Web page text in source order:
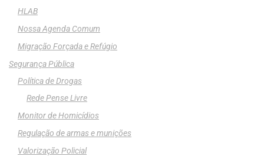
HLAB
Nossa Agenda Comum
Migração Forçada e Refúgio
Segurança Pública
Política de Drogas
Rede Pense Livre
Monitor de Homicídios
Regulação de armas e munições
Valorização Policial